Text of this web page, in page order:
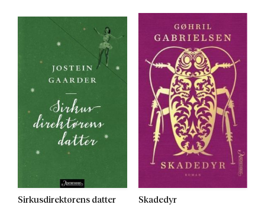
Sirkusdirektørens datter Skadedyr